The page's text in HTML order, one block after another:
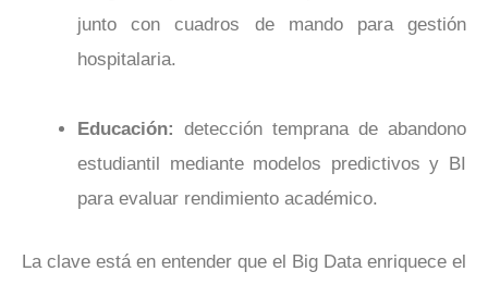
junto con cuadros de mando para gestión
hospitalaria.
Educación: detección temprana de abandono
estudiantil mediante modelos predictivos y BI
para evaluar rendimiento académico.
La clave está en entender que el Big Data enriquece el